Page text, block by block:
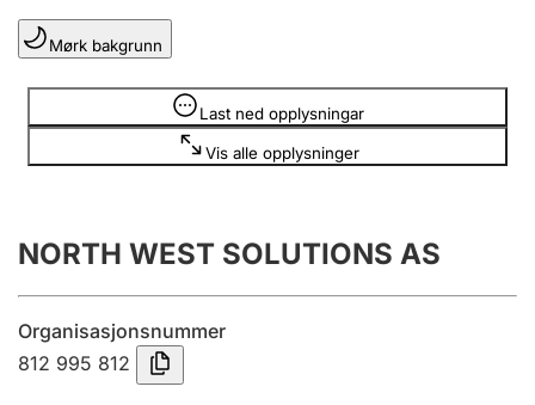
Lag og foreining
Registrere, endre, slette
Årsrekneskap
Innsending og forseinkingsgebyr
Tinglysing
Mørk bakgrunn
Last ned opplysningar
Vis alle opplysninger
Opplysninger er skjult
NORTH WEST SOLUTIONS AS
Organisasjonsnummer
812 995 812